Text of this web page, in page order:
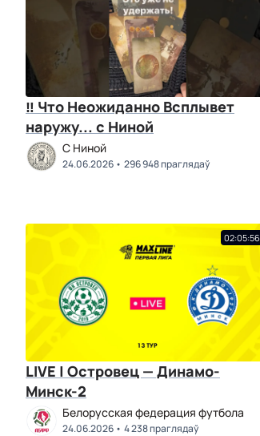
‼ Что Неожиданно Всплывет
наружу... с Ниной
C Ниной
24.06.2026 296 948 праглядаў
02:05:56
LIVE | Островец — Динамо-
Минск-2
Белорусская федерация футбола
24.06.2026 4 238 праглядаў